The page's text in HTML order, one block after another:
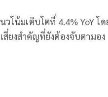
โน้มเติบโตที่ 4.4% YoY โ
สี่ยงสำคัญที่ยังต้องจับตามอง